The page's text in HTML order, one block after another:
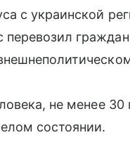
с украинской
не менее 30
состоянии.